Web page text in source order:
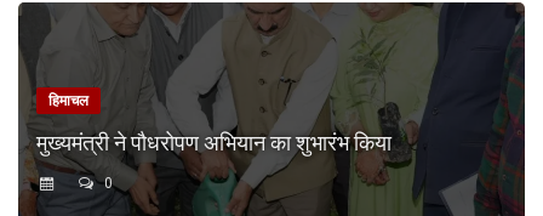
हिमाचल
मुख्यमंत्री ने पौधरोपण अभियान का शुभारंभ किया
0